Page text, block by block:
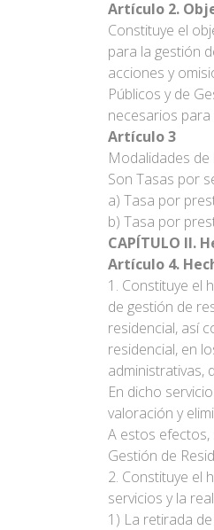
Artículo 2.
Constituye el
para la gestión
acciones y
Públicos y de
necesarios
Artículo 3
Modalidades
Son Tasas por
a) Tasa por
b) Tasa por
CAPÍTULO II.
Artículo 4.
1. Constituye el
de gestión de
residencial, así
residencial, en
administrativas,
En dicho
valoración y
A estos efectos,
Gestión de
2. Constituye el
servicios y la
1) La retirada